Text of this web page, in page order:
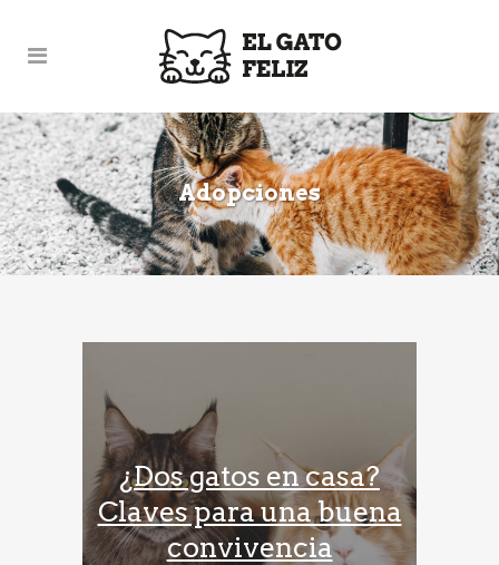
Adopciones
¿Dos gatos en casa?
Claves para una buena
convivencia